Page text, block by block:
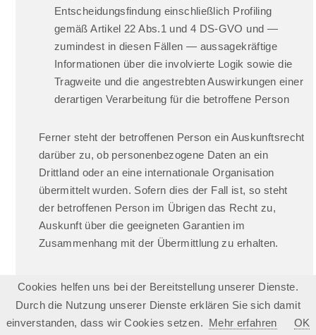
Entscheidungsfindung einschließlich Profiling
gemäß Artikel 22 Abs.1 und 4 DS-GVO und —
zumindest in diesen Fällen — aussagekräftige
Informationen über die involvierte Logik sowie die
Tragweite und die angestrebten Auswirkungen einer
derartigen Verarbeitung für die betroffene Person
Ferner steht der betroffenen Person ein Auskunftsrecht
darüber zu, ob personenbezogene Daten an ein
Drittland oder an eine internationale Organisation
übermittelt wurden. Sofern dies der Fall ist, so steht
der betroffenen Person im Übrigen das Recht zu,
Auskunft über die geeigneten Garantien im
Zusammenhang mit der Übermittlung zu erhalten.
Möchte eine betroffene Person dieses Auskunftsrecht
in Anspruch nehmen, kann sie sich hierzu jederzeit an
unseren Datenschutzbeauftragten oder einen anderen
Cookies helfen uns bei der Bereitstellung unserer Dienste.
Durch die Nutzung unserer Dienste erklären Sie sich damit
einverstanden, dass wir Cookies setzen.
Mehr erfahren OK